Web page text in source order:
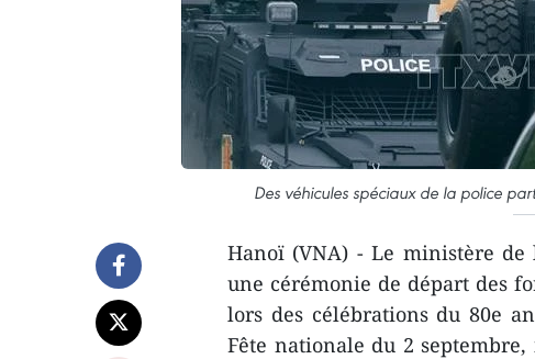
Des véhicules spéciaux de la police
Hanoï (VNA) - Le ministère
une cérémonie de départ des
lors des célébrations du 80e
Fête nationale du 2